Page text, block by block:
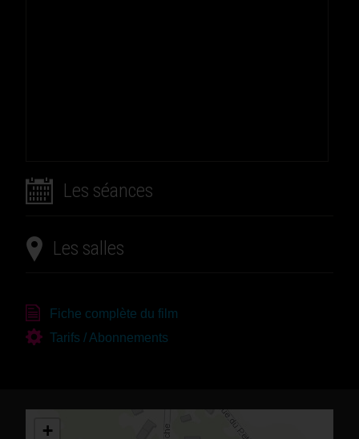
Les séances
Les salles
Fiche complète du film
Tarifs / Abonnements
+